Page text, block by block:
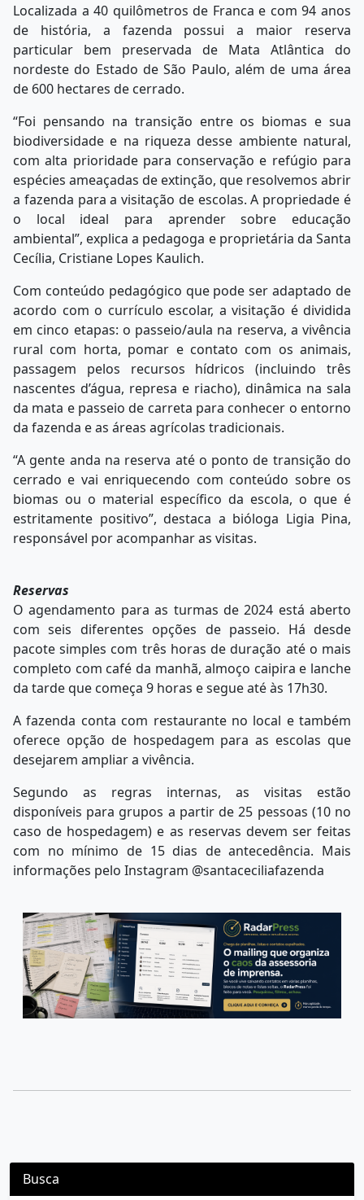
Localizada a 40 quilômetros de Franca e com 94 anos
de história, a fazenda possui a maior reserva
particular bem preservada de Mata Atlântica do
nordeste do Estado de São Paulo, além de uma área
de 600 hectares de cerrado.
“Foi pensando na transição entre os biomas e sua
biodiversidade e na riqueza desse ambiente natural,
com alta prioridade para conservação e refúgio para
espécies ameaçadas de extinção, que resolvemos abrir
a fazenda para a visitação de escolas. A propriedade é
o local ideal para aprender sobre educação
ambiental”, explica a pedagoga e proprietária da Santa
Cecília, Cristiane Lopes Kaulich.
Com conteúdo pedagógico que pode ser adaptado de
acordo com o currículo escolar, a visitação é dividida
em cinco etapas: o passeio/aula na reserva, a vivência
rural com horta, pomar e contato com os animais,
passagem pelos recursos hídricos (incluindo três
nascentes d’água, represa e riacho), dinâmica na sala
da mata e passeio de carreta para conhecer o entorno
da fazenda e as áreas agrícolas tradicionais.
“A gente anda na reserva até o ponto de transição do
cerrado e vai enriquecendo com conteúdo sobre os
biomas ou o material específico da escola, o que é
estritamente positivo”, destaca a bióloga Ligia Pina,
responsável por acompanhar as visitas.
Reservas
O agendamento para as turmas de 2024 está aberto
com seis diferentes opções de passeio. Há desde
pacote simples com três horas de duração até o mais
completo com café da manhã, almoço caipira e lanche
da tarde que começa 9 horas e segue até às 17h30.
A fazenda conta com restaurante no local e também
oferece opção de hospedagem para as escolas que
desejarem ampliar a vivência.
Segundo as regras internas, as visitas estão
disponíveis para grupos a partir de 25 pessoas (10 no
caso de hospedagem) e as reservas devem ser feitas
com no mínimo de 15 dias de antecedência. Mais
informações pelo Instagram @santaceciliafazenda
Busca